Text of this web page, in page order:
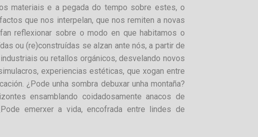
materiais e a pegada do tempo sobre estes, o
que nos interpelan, que nos remiten a novas
reflexionar sobre o modo en que habitamos o
ou (re)construídas se alzan ante nós, a partir de
ou retallos orgánicos, desvelando novos
experiencias estéticas, que xogan entre
¿Pode unha sombra debuxar unha montaña?
ensamblando coidadosamente anacos de
emerxer a vida, encofrada entre lindes de